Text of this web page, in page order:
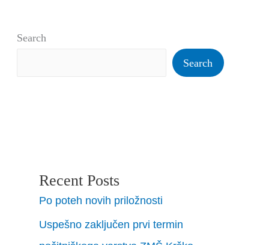
Search
Search
Recent Posts
Po poteh novih priložnosti
Uspešno zaključen prvi termin